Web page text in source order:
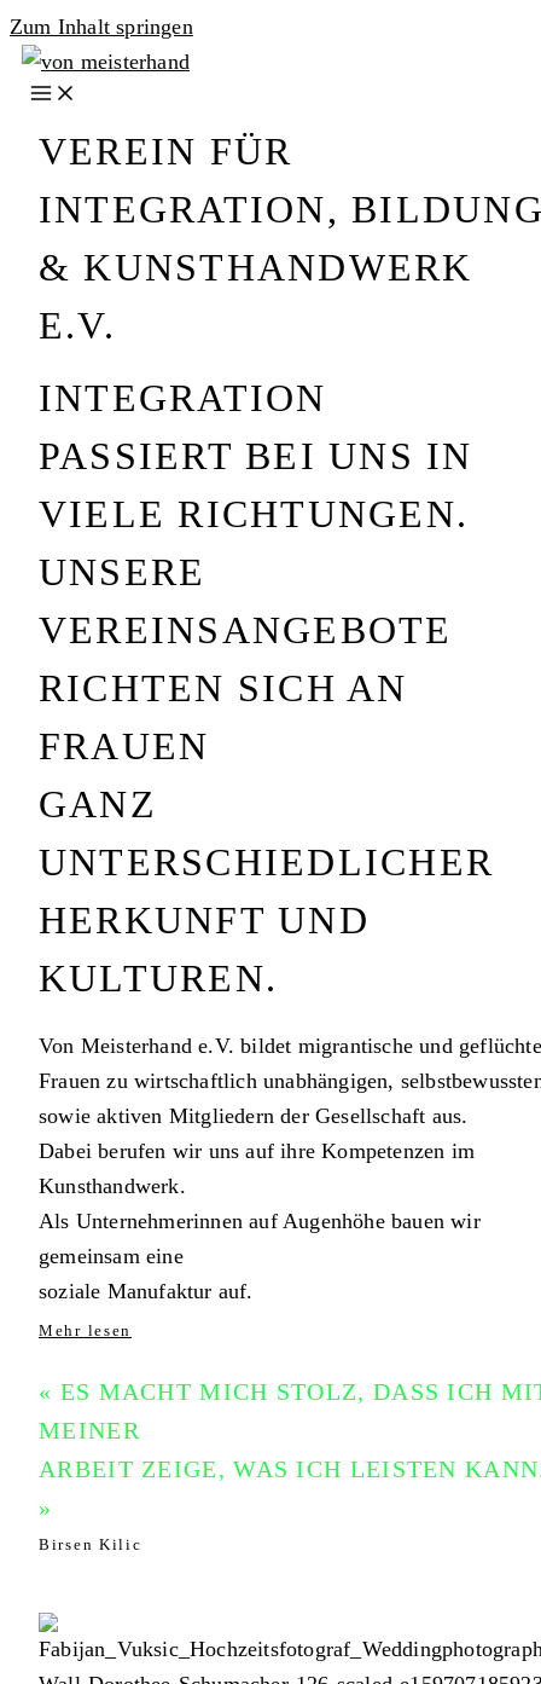
Zum Inhalt springen
VEREIN FÜR
INTEGRATION,
& KUNSTHANDWERK
E.V.
INTEGRATION
PASSIERT BEI UNS IN
VIELE RICHTUNGEN.
UNSERE
VEREINSANGEBOTE
RICHTEN SICH AN
FRAUEN
GANZ
UNTERSCHIEDLICHER
HERKUNFT UND
KULTUREN.
Von Meisterhand e.V. bildet migrantische und
Frauen zu wirtschaftlich unabhängigen,
sowie aktiven Mitgliedern der Gesellschaft aus.
Dabei berufen wir uns auf ihre Kompetenzen im
Kunsthandwerk.
Als Unternehmerinnen auf Augenhöhe bauen wir
gemeinsam eine
soziale Manufaktur auf.
Mehr lesen
« ES MACHT MICH STOLZ, DASS ICH
MEINER
ARBEIT ZEIGE, WAS ICH LEISTEN
»
Birsen Kilic